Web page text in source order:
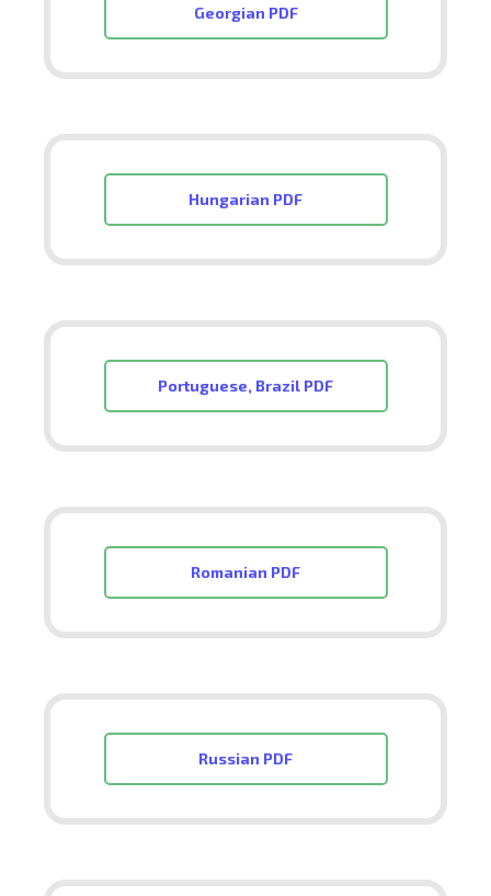
Georgian PDF
Hungarian PDF
Portuguese, Brazil PDF
Romanian PDF
Russian PDF